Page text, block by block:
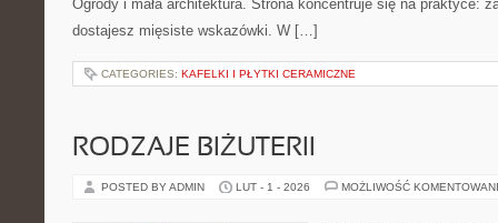
Ogrody i mała architektura. Strona koncentruje się na praktyce:
dostajesz mięsiste wskazówki. W […]
CATEGORIES: KAFELKI I PŁYTKI CERAMICZNE
RODZAJE BIŻUTERII
POSTED BY ADMIN LUT - 1 - 2026 MOŻLIWOŚĆ